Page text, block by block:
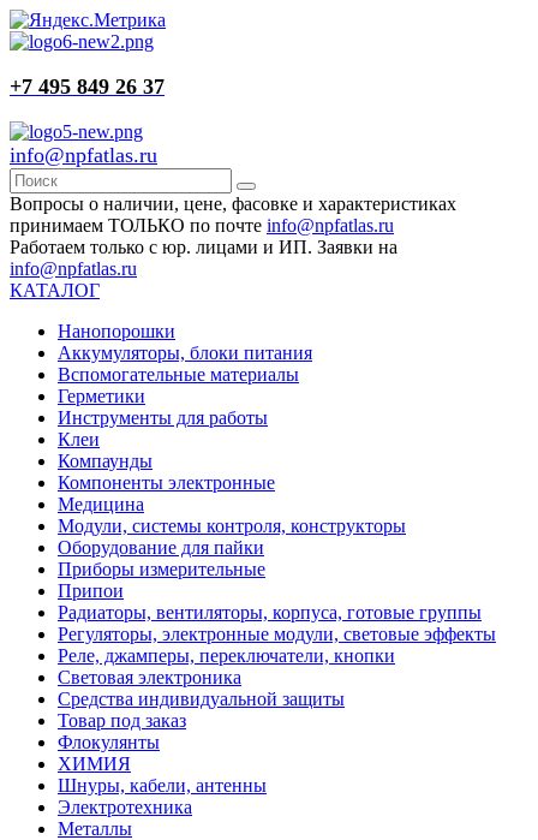
+7 495 849 26 37
info@npfatlas.ru
Вопросы о наличии, цене, фасовке и характеристиках
принимаем ТОЛЬКО по почте info@npfatlas.ru
Работаем только с юр. лицами и ИП. Заявки на
info@npfatlas.ru
КАТАЛОГ
Нанопорошки
Аккумуляторы, блоки питания
Вспомогательные материалы
Герметики
Инструменты для работы
Клеи
Компаунды
Компоненты электронные
Медицина
Модули, системы контроля, конструкторы
Оборудование для пайки
Приборы измерительные
Припои
Радиаторы, вентиляторы, корпуса, готовые группы
Регуляторы, электронные модули, световые эффекты
Реле, джамперы, переключатели, кнопки
Световая электроника
Средства индивидуальной защиты
Товар под заказ
Флокулянты
ХИМИЯ
Шнуры, кабели, антенны
Электротехника
Металлы